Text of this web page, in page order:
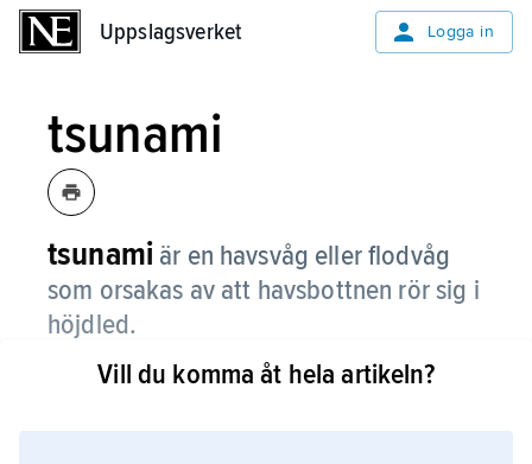
Uppslagsverket Logga in
tsunami
tsunami är en havsvåg eller flodvåg
som orsakas av att havsbottnen rör sig i
höjdled.
Det kan ske i samband med jordbävningar,
Vill du komma åt hela artikeln?